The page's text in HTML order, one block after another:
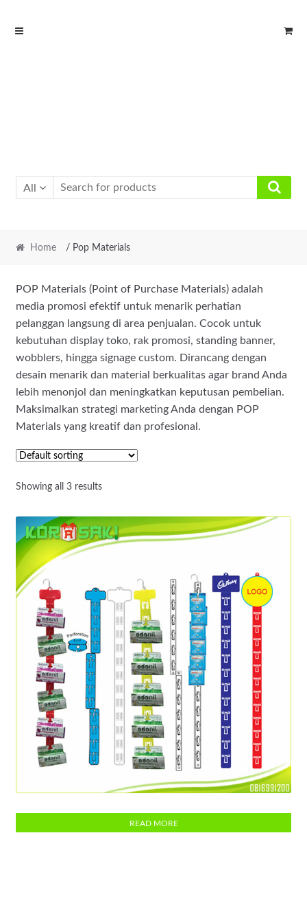
Skip
Skip
All
Home / Pop Materials
POP Materials (Point of Purchase Materials) adalah
media promosi efektif untuk menarik perhatian
pelanggan langsung di area penjualan. Cocok untuk
kebutuhan display toko, rak promosi, standing banner,
wobblers, hingga signage custom. Dirancang dengan
desain menarik dan material berkualitas agar brand Anda
lebih menonjol dan meningkatkan keputusan pembelian.
Maksimalkan strategi marketing Anda dengan POP
Materials yang kreatif dan profesional.
Showing all 3 results
Clip Strip
READ MORE